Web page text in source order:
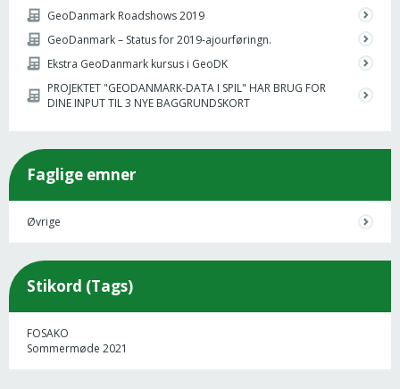
GeoDanmark Roadshows 2019
GeoDanmark – Status for 2019-ajourføringn.
Ekstra GeoDanmark kursus i GeoDK
PROJEKTET "GEODANMARK-DATA I SPIL" HAR BRUG FOR
DINE INPUT TIL 3 NYE BAGGRUNDSKORT
Faglige emner
Øvrige
Stikord (Tags)
FOSAKO
Sommermøde 2021